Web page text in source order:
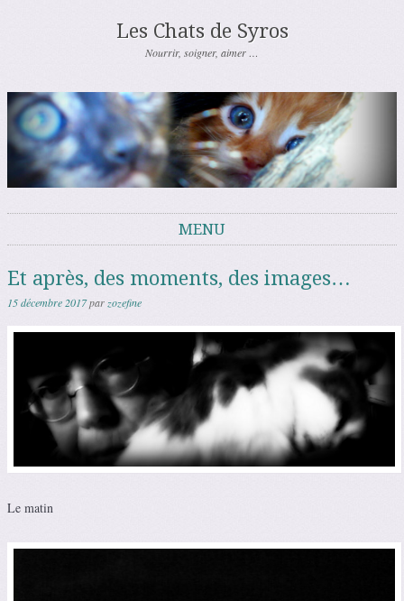
Les Chats de Syros
Nourrir, soigner, aimer …
MENU
Et après, des moments, des images…
15 décembre 2017parzozefine
Le matin